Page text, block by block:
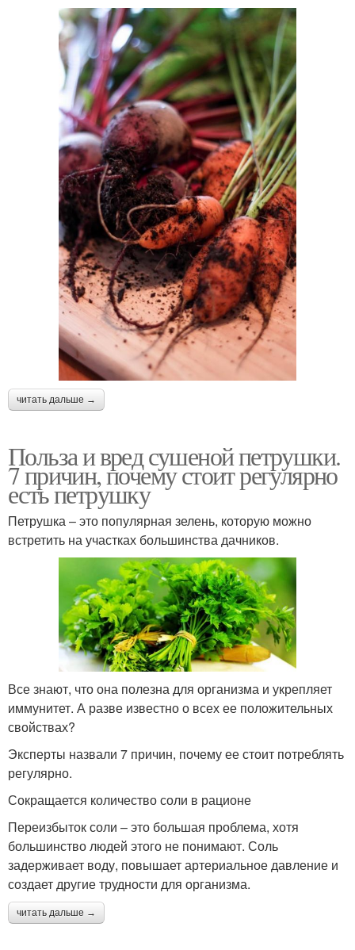
читать дальше →
Польза и вред сушеной петрушки.
7 причин, почему стоит регулярно
есть петрушку
Петрушка – это популярная зелень, которую можно
встретить на участках большинства дачников.
Все знают, что она полезна для организма и укрепляет
иммунитет. А разве известно о всех ее положительных
свойствах?
Эксперты назвали 7 причин, почему ее стоит потреблять
регулярно.
Сокращается количество соли в рационе
Переизбыток соли – это большая проблема, хотя
большинство людей этого не понимают. Соль
задерживает воду, повышает артериальное давление и
создает другие трудности для организма.
читать дальше →